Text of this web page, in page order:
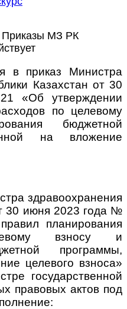
Приказы МЗ РК
в приказ Министра
Казахстан от 30
«Об утверждении
по целевому
бюджетной
на вложение
здравоохранения
30 июня 2023 года №
планирования
взносу и
программы,
целевого взноса»
государственной
правовых актов под